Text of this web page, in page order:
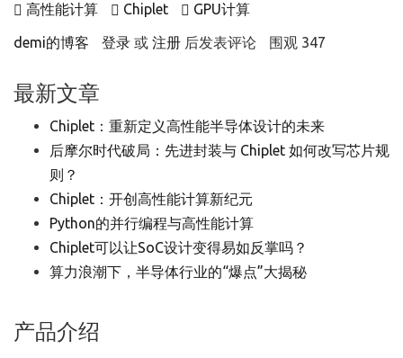
高性能计算 Chiplet GPU计算
demi的博客 登录 或 注册 后发表评论 围观 347
最新文章
Chiplet：重新定义高性能半导体设计的未来
后摩尔时代破局：先进封装与 Chiplet 如何改写芯片规
则？
Chiplet：开创高性能计算新纪元
Python的并行编程与高性能计算
Chiplet可以让SoC设计变得易如反掌吗？
算力浪潮下，半导体行业的“爆点”大揭秘
产品介绍